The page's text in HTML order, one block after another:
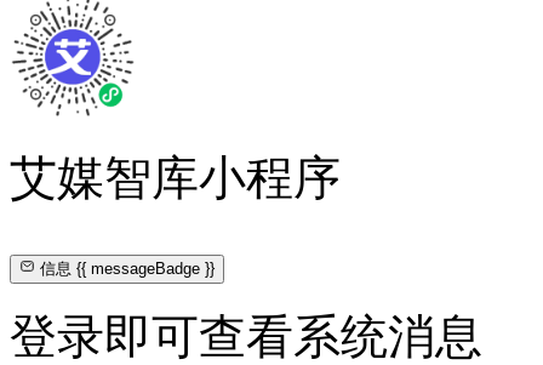
艾媒智库小程序
信息{{ messageBadge }}
登录即可查看系统消息